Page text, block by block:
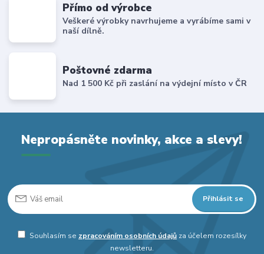
Přímo od výrobce
Veškeré výrobky navrhujeme a vyrábíme sami v
naší dílně.
Poštovné zdarma
Nad 1 500 Kč při zaslání na výdejní místo v ČR
Nepropásněte novinky, akce a slevy!
Přihlásit se
Souhlasím se zpracováním osobních údajůza účelem rozesílky
newsletteru.